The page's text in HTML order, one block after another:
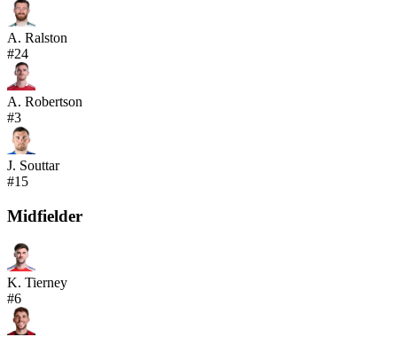
A. Ralston
#24
A. Robertson
#3
J. Souttar
#15
Midfielder
K. Tierney
#6